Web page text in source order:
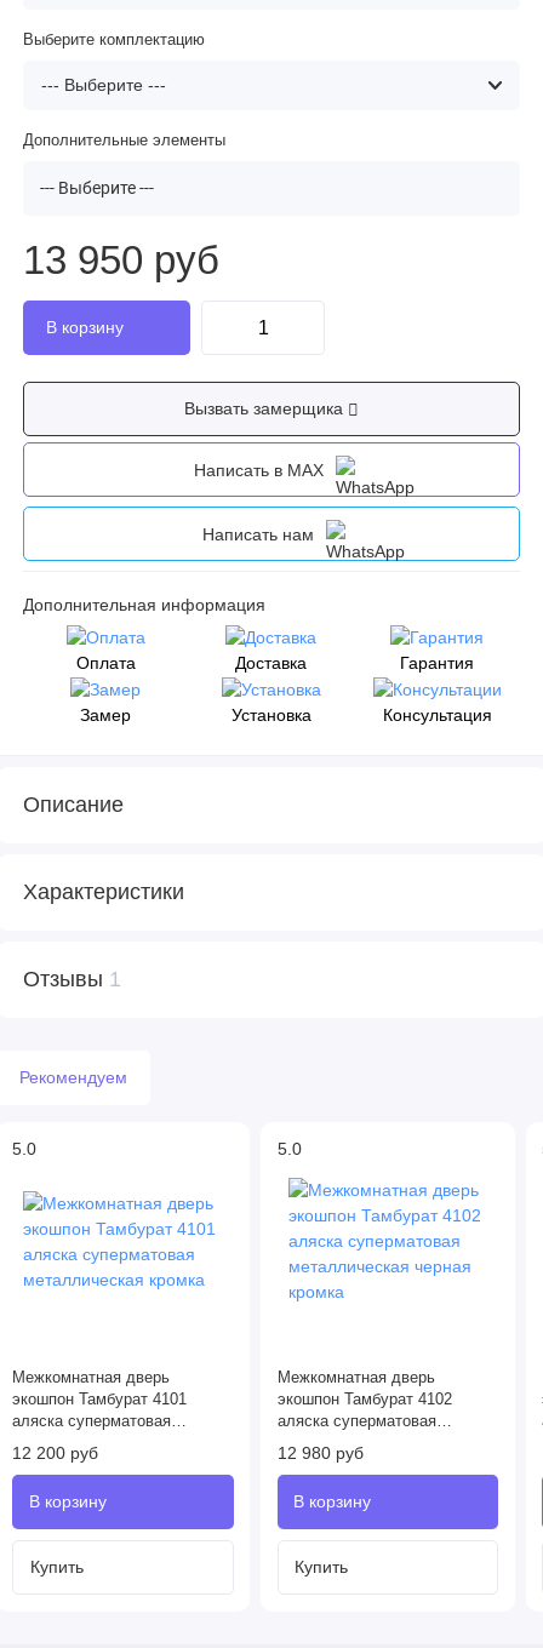
Выберите комплектацию
Дополнительные элементы
--- Выберите ---
13 950 руб
Вызвать замерщика
Написать в MAX
Написать нам
Дополнительная информация
Оплата Доставка Гарантия
Замер Установка Консультация
Описание
Характеристики
Отзывы 1
Рекомендуем
5.0
Межкомнатная дверь
экошпон Тамбурат 4101
аляска суперматовая
металлическая кромка
12 200 руб
Купить
5.0
Межкомнатная дверь
экошпон Тамбурат 4102
аляска суперматовая
металлическая черная
12 980 руб
Купить